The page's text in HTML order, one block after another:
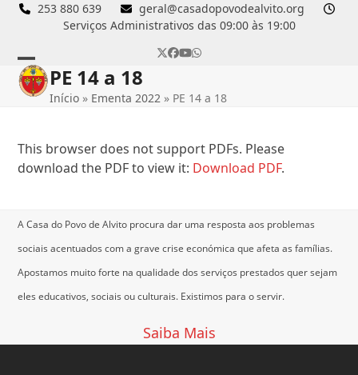
Skip
253 880 639
geral@casadopovodealvito.org
Serviços Administrativos das 09:00 às 19:00
Twitter
Facebook
YouTube
Whatsapp
Open
mobile
Close
mobile
PE 14 a 18
Início » Ementa 2022 » PE 14 a 18
This browser does not support PDFs. Please
download the PDF to view it: Download PDF.
A Casa do Povo de Alvito procura dar uma resposta aos problemas
sociais acentuados com a grave crise económica que afeta as famílias.
Apostamos muito forte na qualidade dos serviços prestados quer sejam
eles educativos, sociais ou culturais. Existimos para o servir.
Saiba Mais